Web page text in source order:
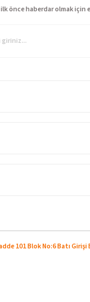
önce haberdar olmak
101 Blok No:6 Batı Girişi